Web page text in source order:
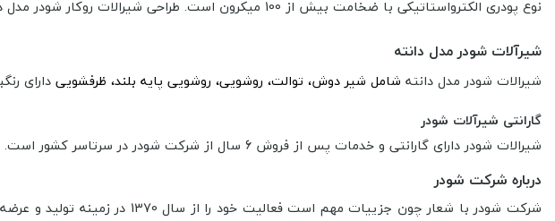
نوع پودری الکترواستاتیکی با ضخامت بیش از 100 میکرون است. طراحی شیرالات روکار شودر مدل دانته به سبک مدرن
شیرآلات شودر مدل دانته
شیرالات شودر مدل دانته شامل شیر دوش، توالت، روشویی، روشویی پایه بلند، ظرفشویی دارای
گارانتی شیرآلات شودر
شیرالات شودر دارای گارانتی و خدمات پس از فروش 6 سال از شرکت شودر در سرتاسر کشور است.
درباره شرکت شودر
شرکت شودر با شعار چون جزییات مهم است فعالیت خود را از سال 1370 در زمینه تولید و عرضه